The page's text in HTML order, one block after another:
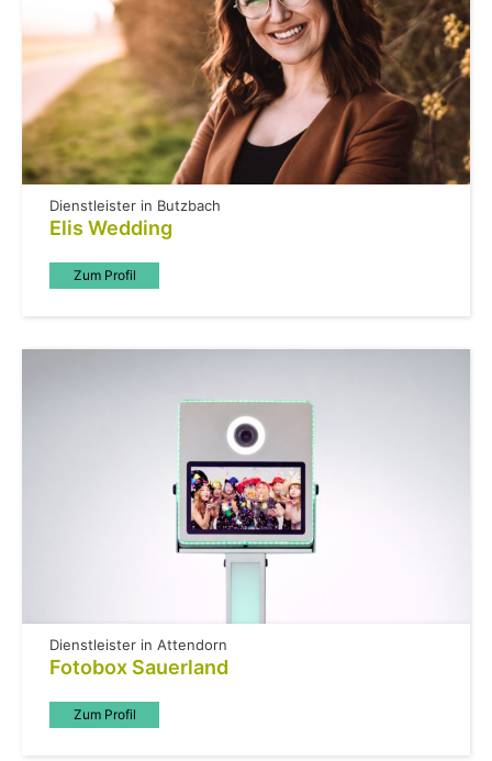
Dienstleister in Butzbach
Elis Wedding
Zum Profil
Dienstleister in Attendorn
Fotobox Sauerland
Zum Profil